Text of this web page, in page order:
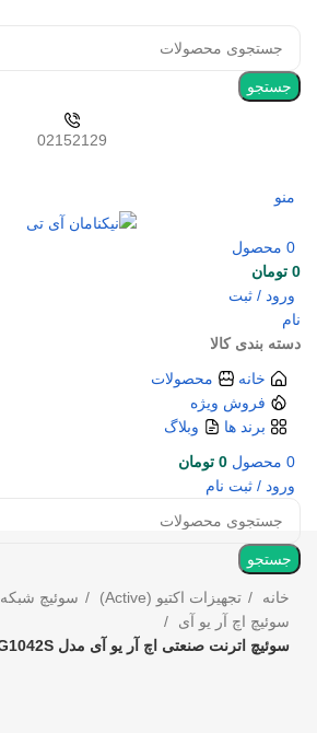
جستجو
02152129
منو
0 محصول
0 تومان
ورود / ثبت
نام
دسته بندی کالا
خانه
محصولات
فروش ویژه
برند ها
وبلاگ
0 محصول 0 تومان
ورود / ثبت نام
جستجو
خانه تجهیزات اکتیو (Active)
سوئیچ شبکه
سوئیچ اچ آر یو آی
سوئیچ اترنت صنعتی اچ آر یو آی مدل HR500-SWG1042S